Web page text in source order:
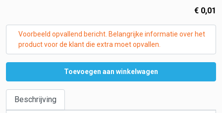
€ 0,01
Voorbeeld opvallend bericht. Belangrijke informatie over het
product voor de klant die extra moet opvallen.
Toevoegen aan winkelwagen
Beschrijving